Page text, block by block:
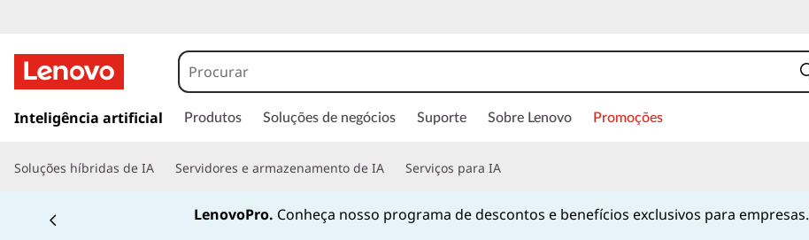
a
a
Inteligência artificial Produtos Soluções de negócios Suporte Sobre Lenovo Promoções
Soluções híbridas de IA Servidores e armazenamento de IA Serviços para IA
LenovoPro. Conheça nosso programa de descontos e benefícios exclusivos para empresas.